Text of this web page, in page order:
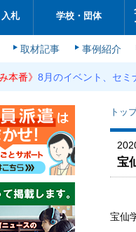
札 学校・団体
取材記事 事例紹介
本番》8月のイベント、セミ
トッ
宝
宝仙